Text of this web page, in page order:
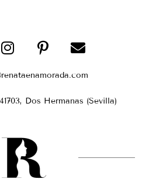
Dos Hermanas (Sevilla)